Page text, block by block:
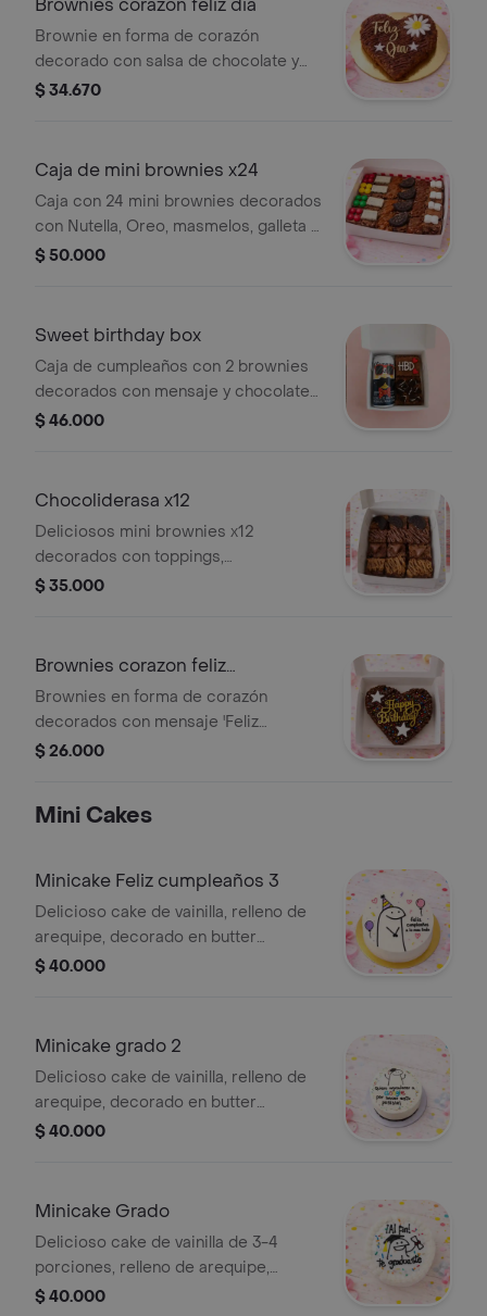
Brownies corazón feliz dia
Brownie en forma de corazón
decorado con salsa de chocolate y
mensaje 'Feliz Día'. Incluye lazo y
$ 34.670
Caja de mini brownies x24
Caja con 24 mini brownies decorados
con Nutella, Oreo, masmelos, galleta y
Kisses.
$ 50.000
Sweet birthday box
Caja de cumpleaños con 2 brownies
decorados con mensaje y chocolates
de colores, acompañados de una
$ 46.000
Chocoliderasa x12
Deliciosos mini brownies x12
decorados con toppings,
arequipe,nutella,oreo y mini chips
$ 35.000
Brownies corazon feliz
cumpleaños
Brownies en forma de corazón
decorados con mensaje 'Feliz
Cumpleaños', estrellas y confites de
$ 26.000
Mini Cakes
Minicake Feliz cumpleaños 3
Delicioso cake de vainilla, relleno de
arequipe, decorado en butter
cream,de 3-4 porciones viene en su
$ 40.000
Minicake grado 2
Delicioso cake de vainilla, relleno de
arequipe, decorado en butter
cream,de 3-4 porciones viene en su
$ 40.000
Minicake Grado
Delicioso cake de vainilla de 3-4
porciones, relleno de arequipe,
decorado en buttercream,empaque
$ 40.000